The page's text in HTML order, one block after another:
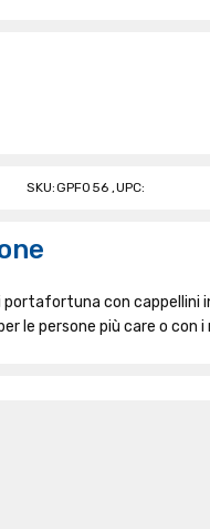
SKU:GPF056 ,UPC:
portafortuna con cappellini
le persone più care o con i